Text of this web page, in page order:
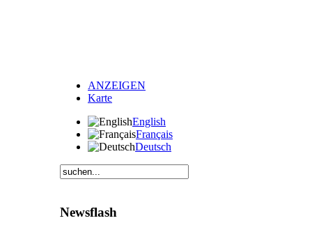
ANZEIGEN
Karte
English
Français
Deutsch
Newsflash